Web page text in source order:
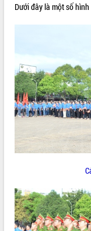
QUY HOẠCH - KẾ HOẠCH
Dưới đây là một số